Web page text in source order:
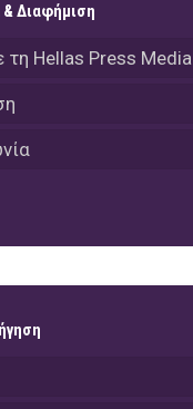
& Διαφήμιση
τη Hellas Press Media